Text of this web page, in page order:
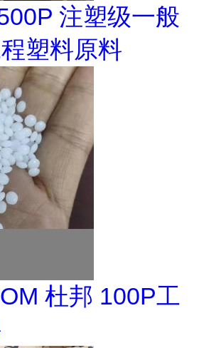
注塑级一般
塑料原料
杜邦 100P工